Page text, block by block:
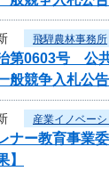
飛騨農林事務所
治第0603号 公
般競争入札公告
産業イノベー
ナー教育事業
】